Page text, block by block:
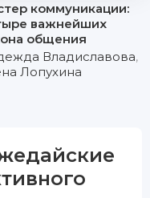
коммуникации:
важнейших
общения
Владиславова,
Лопухина